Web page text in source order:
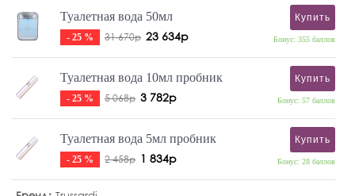
Туалетная вода 50мл
- 25 % 31 670р 23 634р
Купить
Бонус: 355 баллов
Туалетная вода 10мл пробник
- 25 % 5 068р 3 782р
Купить
Бонус: 57 баллов
Туалетная вода 5мл пробник
- 25 % 2 458р 1 834р
Купить
Бонус: 28 баллов